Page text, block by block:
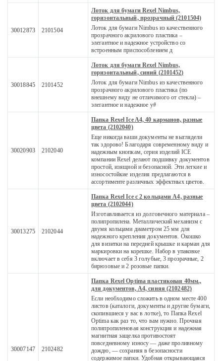
30012873 2101504
Лоток для бумаги Rexel Nimbus,
горизонтальный, прозрачный (2101504)
Лоток для бумаги Nimbus из качественного
прозрачного акрилового пластика –
элегантное и надежное устройство со
встроенным приспособлением д
30018845 2101452
Лоток для бумаги Rexel Nimbus,
горизонтальный, синий (2101452)
Лоток для бумаги Nimbus из качественного
прозрачного акрилового пластика (по
внешнему виду не отличимого от стекла) –
элегантное и надежное у#
30020903 2102040
Папка Rexel Ice A4, 40 карманов, разные
цвета (2102040)
Еще никогда ваши документы не выглядели
так здорово! Благодаря современному виду и
надежным кнопкам, серия изделий ICE
компании Rexel делают подшивку документов
простой, изящной и безопасной. Эти легкие и
износостойкие изделия предлагаются в
ассортименте различных эффектных цветов.
30013275 2102044
Папка Rexel Ice с 2 кольцами A4, разные
цвета (2102044)
Изготавливается из долговечного материала –
полипропилена. Металлический механизм с
двумя кольцами диаметром 25 мм для
надежного крепления документов. Окошко
для визитки на передней крышке и карман для
маркировки на корешке. Набор в упаковке
включает в себя 3 голубые, 3 прозрачные, 2
бирюзовые и 2 розовые папки.
30007147 2102482
Папка Rexel Optima пластиковая 40мм.,
для документов, A4, синяя (2102482)
Если необходимо сложить в одном месте 400
листов (каталоги, документы и другие бумаги,
скопившиеся у вас в лотке), то Папка Rexel
Optima как раз то, что вам нужно. Прочная
полипропиленовая конструкция и надежная
магнитная защелка противостоят
повседневному износу — даже проливному
дождю, — сохраняя в безопасности
содержимое папки. Удобная открывающаяся